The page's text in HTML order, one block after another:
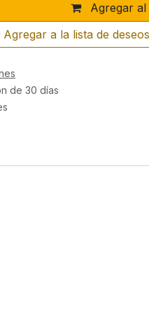
Agregar
Agregar a la lista de deseos
de 30 días